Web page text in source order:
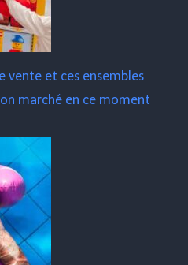
vente et ces ensembles
marché en ce moment